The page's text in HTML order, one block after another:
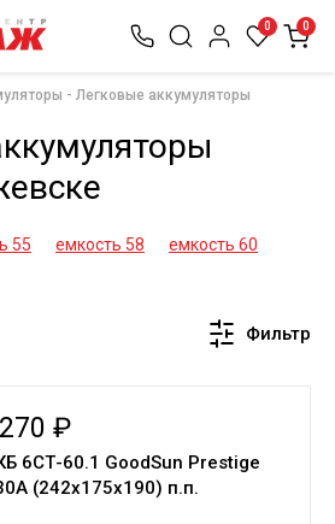
0 0
Легковые аккумуляторы
55 емкость 58
емкость 60
Фильтр
₽
6СТ-60.1 GoodSun Prestige
(242х175х190) п.п.